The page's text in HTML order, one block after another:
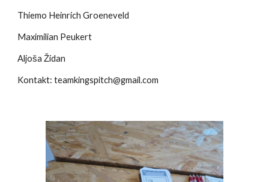
Thiemo Heinrich Groeneveld
Maximilian Peukert
Aljoša Židan
Kontakt: teamkingspitch@gmail.com